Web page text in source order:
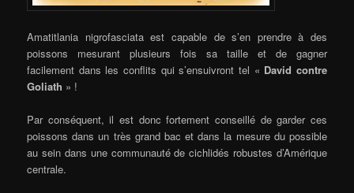
Amatitlania nigrofasciata est capable de s’en prendre à des
poissons mesurant plusieurs fois sa taille et de gagner
facilement dans les conflits qui s’ensuivront tel « David contre
Goliath » !
Par conséquent, il est donc fortement conseillé de garder ces
poissons dans un très grand bac et dans la mesure du possible
au sein dans une communauté de cichlidés robustes d’Amérique
centrale.